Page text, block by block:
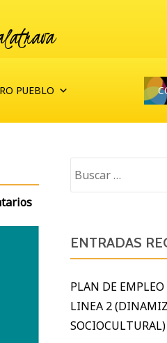
PUEBLO
ENTRADAS
PLAN DE
LINEA 2
SOCIOCULTURAL)